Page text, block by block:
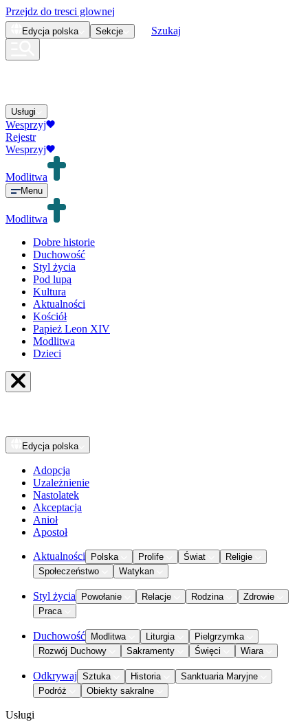
Przejdz do tresci glownej
Edycja polska Sekcje Szukaj
Usługi
Wesprzyj
Rejestr
Wesprzyj
Modlitwa
Menu
Modlitwa
Dobre historie
Duchowość
Styl życia
Pod lupą
Kultura
Aktualności
Kościół
Papież Leon XIV
Modlitwa
Dzieci
Edycja polska
Adopcja
Uzależnienie
Nastolatek
Akceptacja
Anioł
Apostoł
Aktualności Polska Prolife Świat
Religie
Społeczeństwo
Watykan
Styl życia Powołanie Relacje Rodzina
Zdrowie
Praca
Duchowość Modlitwa Liturgia
Pielgrzymka
Rozwój Duchowy
Sakramenty Święci Wiara
Odkrywaj Sztuka Historia
Sanktuaria Maryjne
Podróż
Obiekty sakralne
Usługi